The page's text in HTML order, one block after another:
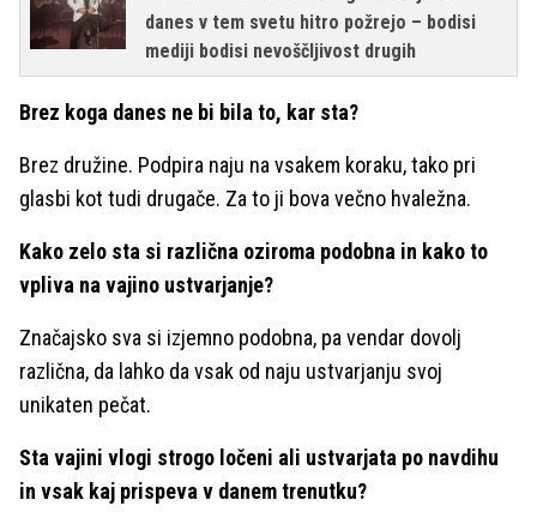
danes v tem svetu hitro požrejo – bodisi
mediji bodisi nevoščljivost drugih
Brez koga danes ne bi bila to, kar sta?
Brez družine. Podpira naju na vsakem koraku, tako pri
glasbi kot tudi drugače. Za to ji bova večno hvaležna.
Kako zelo sta si različna oziroma podobna in kako to
vpliva na vajino ustvarjanje?
Značajsko sva si izjemno podobna, pa vendar dovolj
različna, da lahko da vsak od naju ustvarjanju svoj
unikaten pečat.
Sta vajini vlogi strogo ločeni ali ustvarjata po navdihu
in vsak kaj prispeva v danem trenutku?